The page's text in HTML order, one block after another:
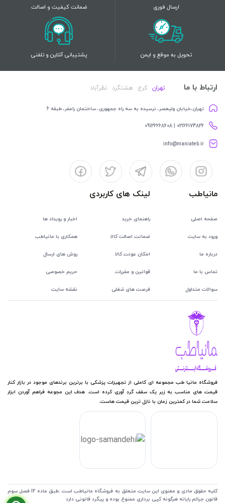
ارسال فوری ضمانت کیفیت و اصالت
تحویل به موقع و ایمن پشتیبانی آنلاین و تلفنی
ارتباط با ما تهران کرج هشتگرد نظرآباد
تهران،خیابان ولیعصر، نرسیده به سه راه جمهوری، ساختمان رامفر، طبقه 6
02166174826 | 09126668608
info@maniateb.ir
مانیاطب
صفحه اصلی
ورود به سایت
درباره ما
تماس با ما
سوالات متداول
لینک های کاربردی
راهنمای خرید اخبار و رویداد ها
ضمانت اصالت کالا همکاری با مانیاطب
امکان عودت کالا روش های ارسال
قوانین و مقررات حریم خصوصی
فرصت های شغلی نقشه سایت
فروشگاه مانیا طب مجموعه ای کاملی از تجهیزات پزشکی با برترین برندهای موجود در بازار کنار
قیمت های مناسب به زیر یک سقف گرد آوری کرده است. هدف این مجوعه فراهم آوردن ابزار
سلامت شما در کمترین زمان با نازل ترین قیمت هاست.
کلیه حقوق مادی و معنوی این سایت متعلق به فروشگاه مانیاطب است .طبق ماده 12 فصل سوم
قانون جرائم رایانه هرگونه کپی برداری ممنوع بوده و پیگرد قانونی دارد